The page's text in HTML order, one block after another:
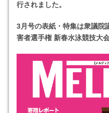
行されました。
3月号の表紙・特集は衆議院
害者選手権 新春水泳競技大会